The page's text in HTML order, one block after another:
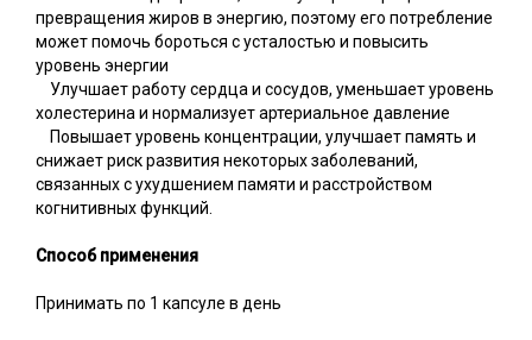
превращения жиров в энергию, поэтому его потребление
может помочь бороться с усталостью и повысить
уровень энергии
Улучшает работу сердца и сосудов, уменьшает уровень
холестерина и нормализует артериальное давление
Повышает уровень концентрации, улучшает память и
снижает риск развития некоторых заболеваний,
связанных с ухудшением памяти и расстройством
когнитивных функций.
Способ применения
Принимать по 1 капсуле в день